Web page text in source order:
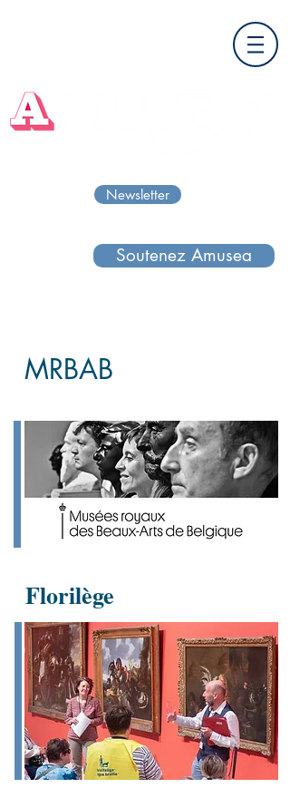
Newsletter
Soutenez Amusea
MRBAB
Florilège